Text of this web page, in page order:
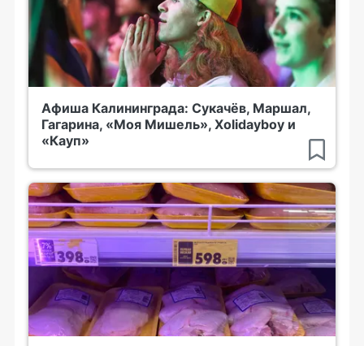
Афиша Калининграда: Сукачёв, Маршал,
Гагарина, «Моя Мишель», Xolidayboy и
«Кауп»